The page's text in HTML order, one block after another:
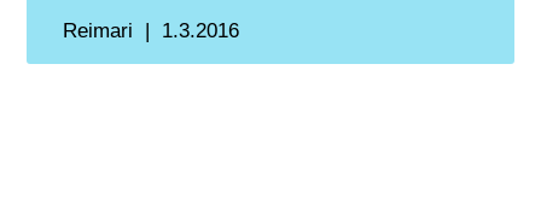
Reimari 1.3.2016